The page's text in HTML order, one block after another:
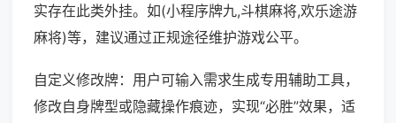
实存在此类外挂。如(小程序牌九,斗棋麻将,欢乐途游
麻将)等，建议通过正规途径维护游戏公平。
自定义修改牌：用户可输入需求生成专用辅助工具，
修改自身牌型或隐藏操作痕迹，实现“必胜”效果，适